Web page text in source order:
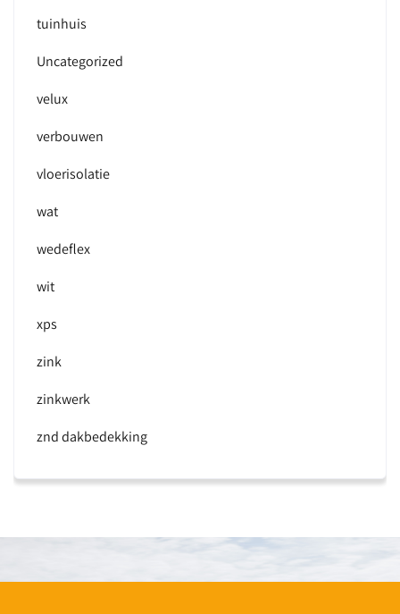
tuinhuis
Uncategorized
velux
verbouwen
vloerisolatie
wat
wedeflex
wit
xps
zink
zinkwerk
znd dakbedekking